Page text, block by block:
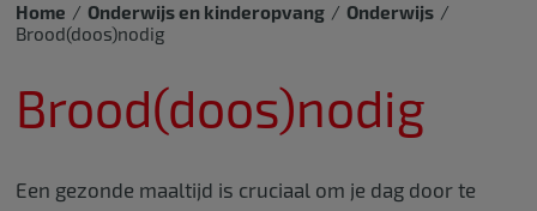
Home Onderwijs en kinderopvang
Onderwijs
Brood(doos)nodig
Brood(doos)nodig
Een gezonde maaltijd is cruciaal om je dag door te